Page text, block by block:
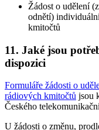
Žádost o udělení
odnětí)
kmitočtů
11. Jaké jsou
dispozici
Formuláře žádosti o
rádiových kmitočtů jsou
Českého
U žádosti o změnu,